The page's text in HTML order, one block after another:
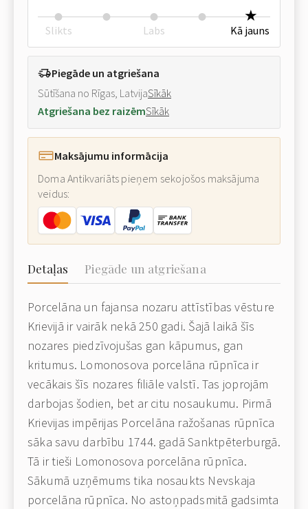
Slikts Labs Kā jauns
Piegāde un atgriešana
Sūtīšana no Rīgas, LatvijaSīkāk
Atgriešana bez raizēmSīkāk
Maksājumu informācija
Doma Antikvariāts pieņem sekojošos maksājuma
veidus:
Detaļas Piegāde un atgriešana
Porcelāna un fajansa nozaru attīstības vēsture
Krievijā ir vairāk nekā 250 gadi. Šajā laikā šīs
nozares piedzīvojušas gan kāpumus, gan
kritumus. Lomonosova porcelāna rūpnīca ir
vecākais šīs nozares filiāle valstī. Tas joprojām
darbojas šodien, bet ar citu nosaukumu. Pirmā
Krievijas impērijas Porcelāna ražošanas rūpnīca
sāka savu darbību 1744. gadā Sanktpēterburgā.
Tā ir tieši Lomonosova porcelāna rūpnīca.
Sākumā uzņēmums tika nosaukts Nevskaja
porcelāna rūpnīca. No astoņpadsmitā gadsimta